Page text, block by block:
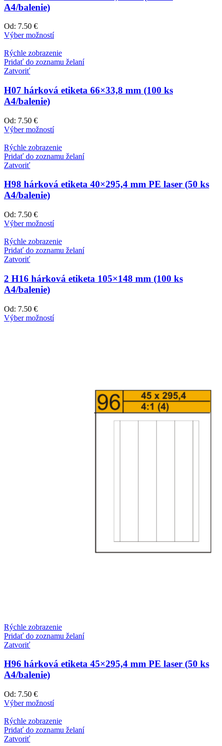
A4/balenie)
Od: 7.50 €
Výber možností
Rýchle zobrazenie
Pridať do zoznamu želaní
Zatvoriť
H07 hárková etiketa 66×33,8 mm (100 ks
A4/balenie)
Od: 7.50 €
Výber možností
Rýchle zobrazenie
Pridať do zoznamu želaní
Zatvoriť
H98 hárková etiketa 40×295,4 mm PE laser (50 ks
A4/balenie)
Od: 7.50 €
Výber možností
Rýchle zobrazenie
Pridať do zoznamu želaní
Zatvoriť
2 H16 hárková etiketa 105×148 mm (100 ks
A4/balenie)
Od: 7.50 €
Výber možností
Rýchle zobrazenie
Pridať do zoznamu želaní
Zatvoriť
H96 hárková etiketa 45×295,4 mm PE laser (50 ks
A4/balenie)
Od: 7.50 €
Výber možností
Rýchle zobrazenie
Pridať do zoznamu želaní
Zatvoriť